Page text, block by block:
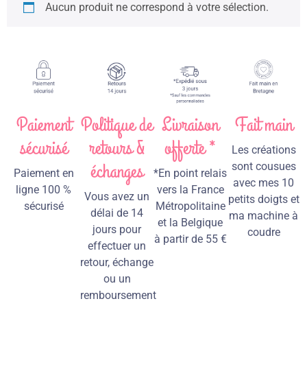
Aucun produit ne correspond à votre sélection.
Paiement
sécurisé
Paiement en
ligne 100 %
sécurisé
Politique de
retours &
échanges
Vous avez un
délai de 14
jours pour
effectuer un
retour, échange
ou un
remboursement
Livraison
offerte *
*En point relais
vers la France
Métropolitaine
et la Belgique
à partir de 55 €
Fait main
Les créations
sont cousues
avec mes 10
petits doigts et
ma machine à
coudre